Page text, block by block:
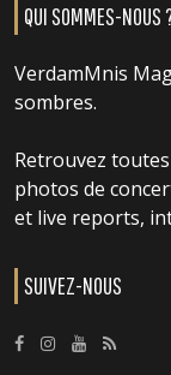
QUI SOMMES-NOUS
VerdamMnis
sombres.
Retrouvez
photos de
et live reports,
SUIVEZ-NOUS